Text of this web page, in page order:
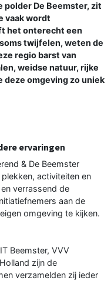
De Beemster, zit
vaak wordt
het onterecht een
twijfelen, weten de
regio barst van
weidse natuur, rijke
omgeving zo uniek
ervaringen
& De Beemster
activiteiten en
verrassend de
aan de
omgeving te kijken.
Beemster, VVV
zijn de
verzamelden zij ieder